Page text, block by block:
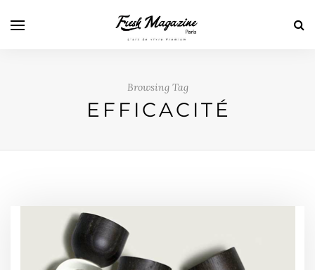
Browsing Tag
EFFICACITÉ